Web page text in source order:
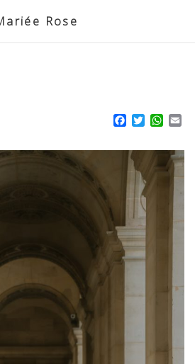
Rose
Facebook
Twitter